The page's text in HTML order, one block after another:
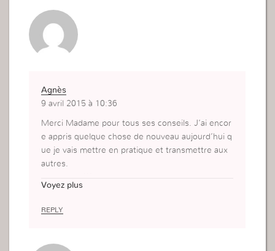
Agnès
9 avril 2015 à 10:36
Merci Madame pour tous ses conseils. J’ai encor
e appris quelque chose de nouveau aujourd’hui q
ue je vais mettre en pratique et transmettre aux
autres.
Voyez plus
REPLY